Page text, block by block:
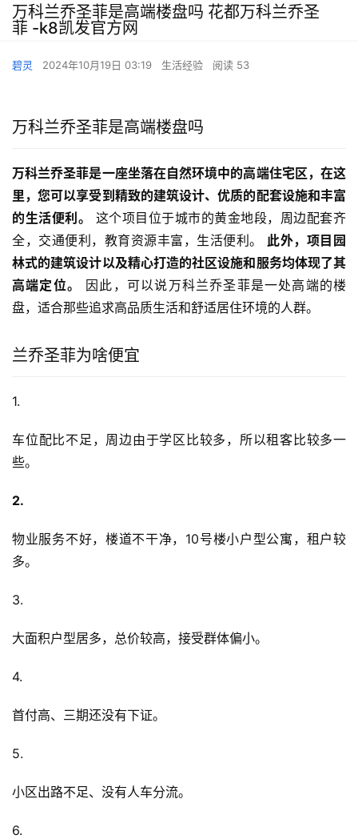
万科兰乔圣菲是高端楼盘吗 花都万科兰乔圣
菲 -k8凯发官方网
碧灵 2024年10月19日 03:19 生活经验 阅读 53
万科兰乔圣菲是高端楼盘吗
万科兰乔圣菲是一座坐落在自然环境中的高端住宅区，在这
里，您可以享受到精致的建筑设计、优质的配套设施和丰富
的生活便利。
这个项目位于城市的黄金地段，周边配套齐
全，交通便利，教育资源丰富，生活便利。 此外，项目园
林式的建筑设计以及精心打造的社区设施和服务均体现了其
高端定位。
因此，可以说万科兰乔圣菲是一处高端的楼
盘，适合那些追求高品质生活和舒适居住环境的人群。
兰乔圣菲为啥便宜
1.
车位配比不足，周边由于学区比较多，所以租客比较多一
些。
2.
物业服务不好，楼道不干净，10号楼小户型公寓，租户较
多。
3.
大面积户型居多，总价较高，接受群体偏小。
4.
首付高、三期还没有下证。
5.
小区出路不足、没有人车分流。
6.